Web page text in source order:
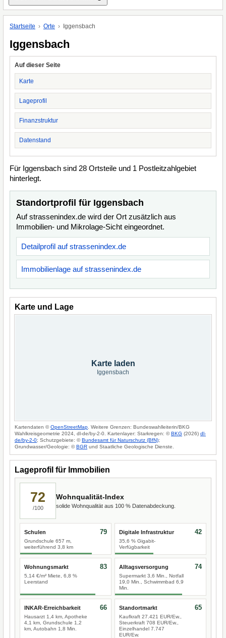
Startseite Orte Iggensbach
Iggensbach
Auf dieser Seite
Karte
Lageprofil
Finanzstruktur
Datenstand
Für Iggensbach sind 28 Ortsteile und 1 Postleitzahlgebiet
hinterlegt.
Standortprofil für Iggensbach
Auf strassenindex.de wird der Ort zusätzlich aus
Immobilien- und Mikrolage-Sicht eingeordnet.
Detailprofil auf strassenindex.de
Immobilienlage auf strassenindex.de
Karte und Lage
Karte laden
Iggensbach
Kartendaten ©OpenStreetMap . Weitere Grenzen: Bundeswahlleiterin/BKG
Wahlkreisgeometrie 2024, dl-de/by-2-0. Kartenlayer: Starkregen: ©BKG (2026) dl-
de/by-2-0; Schutzgebiete: ©Bundesamt für Naturschutz (BfN);
Grundwasser/Geologie: ©BGR und Staatliche Geologische Dienste.
Lageprofil für Immobilien
72
/100
Wohnqualität-Index
solide Wohnqualität aus 100 % Datenabdeckung.
Schulen
Grundschule 657 m,
weiterführend 3,8 km
79 Digitale Infrastruktur
35,6 % Gigabit-
Verfügbarkeit
42
Wohnungsmarkt
5,14 €/m² Miete, 6,8 %
Leerstand
83 Alltagsversorgung
Supermarkt 3,6 Min., Notfall
19,0 Min., Schwimmbad 6,9
Min.
74
INKAR-Erreichbarkeit
Hausarzt 1,4 km, Apotheke
4,1 km, Grundschule 1,2
km, Autobahn 1,8 Min.
66 Standortmarkt
Kaufkraft 27.421 EUR/Ew.,
Steuerkraft 708 EUR/Ew.,
Einzelhandel 7.747
EUR/Ew.
65